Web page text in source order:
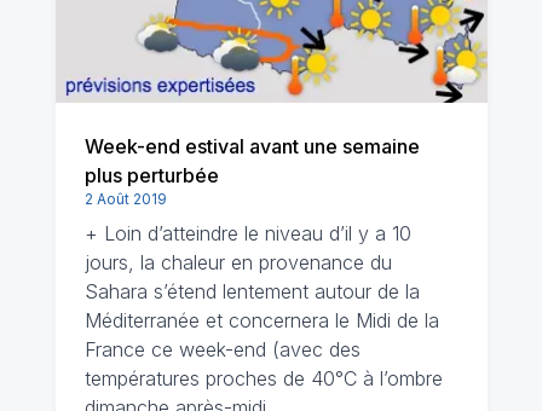
Week-end estival avant une semaine
plus perturbée
2 Août 2019
+ Loin d’atteindre le niveau d’il y a 10
jours, la chaleur en provenance du
Sahara s’étend lentement autour de la
Méditerranée et concernera le Midi de la
France ce week-end (avec des
températures proches de 40°C à l’ombre